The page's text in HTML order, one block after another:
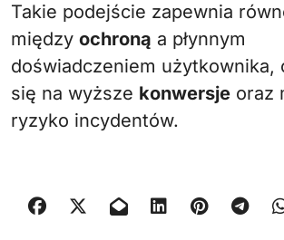
Takie podejście zapewnia
między ochroną a płynnym
doświadczeniem użytkownika,
się na wyższe konwersje oraz
ryzyko incydentów.